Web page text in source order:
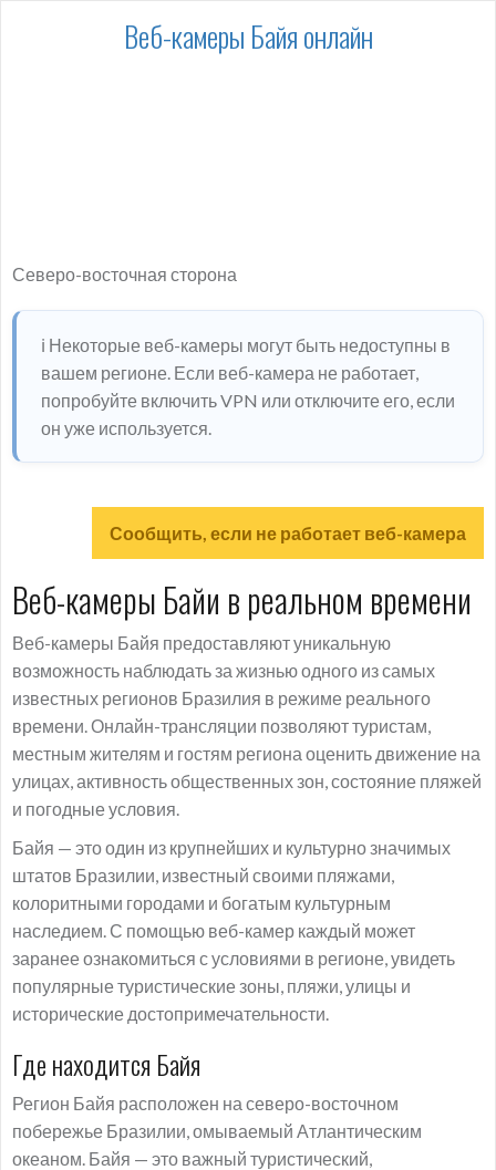
Веб-камеры Байя онлайн
Северо-восточная сторона
ℹ️ Некоторые веб-камеры могут быть недоступны в
вашем регионе. Если веб-камера не работает,
попробуйте включить VPN или отключите его, если
он уже используется.
Сообщить, если не работает веб-камера
Веб-камеры Байи в реальном времени
Веб-камеры Байя предоставляют уникальную
возможность наблюдать за жизнью одного из самых
известных регионов Бразилия в режиме реального
времени. Онлайн-трансляции позволяют туристам,
местным жителям и гостям региона оценить движение на
улицах, активность общественных зон, состояние пляжей
и погодные условия.
Байя — это один из крупнейших и культурно значимых
штатов Бразилии, известный своими пляжами,
колоритными городами и богатым культурным
наследием. С помощью веб-камер каждый может
заранее ознакомиться с условиями в регионе, увидеть
популярные туристические зоны, пляжи, улицы и
исторические достопримечательности.
Где находится Байя
Регион Байя расположен на северо-восточном
побережье Бразилии, омываемый Атлантическим
океаном. Байя — это важный туристический,